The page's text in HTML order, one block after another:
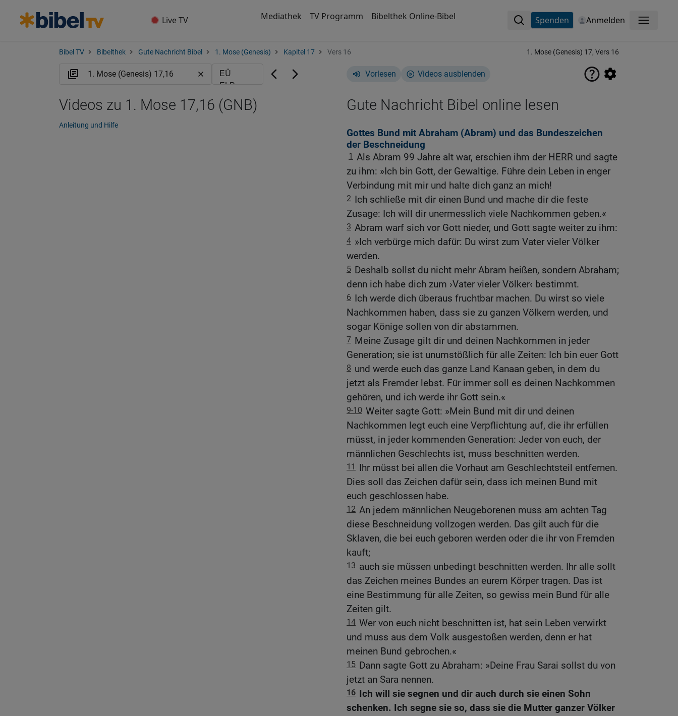
Live TV Mediathek TV Programm Bibelthek Online-Bibel Spenden Anmelden Menü
Bibel TV Bibelthek Gute Nachricht Bibel 1. Mose (Genesis) Kapitel 17 Vers 16 1. Mose (Genesis) 17, Vers 16
Vorlesen Videos ausblenden
Gute Nachricht Bibel online lesen
Gottes Bund mit Abraham (Abram) und das Bundeszeichen
der Beschneidung
1 Als Abram 99 Jahre alt war, erschien ihm der HERR und sagte
zu ihm: »Ich bin Gott, der Gewaltige. Führe dein Leben in enger
Verbindung mit mir und halte dich ganz an mich!
2 Ich schließe mit dir einen Bund und mache dir die feste
Zusage: Ich will dir unermesslich viele Nachkommen geben.«
3 Abram warf sich vor Gott nieder, und Gott sagte weiter zu ihm:
4 »Ich verbürge mich dafür: Du wirst zum Vater vieler Völker
werden.
5 Deshalb sollst du nicht mehr Abram heißen, sondern Abraham;
denn ich habe dich zum ›Vater vieler Völker‹ bestimmt.
6 Ich werde dich überaus fruchtbar machen. Du wirst so viele
Nachkommen haben, dass sie zu ganzen Völkern werden, und
sogar Könige sollen von dir abstammen.
7 Meine Zusage gilt dir und deinen Nachkommen in jeder
Generation; sie ist unumstößlich für alle Zeiten: Ich bin euer Gott
8 und werde euch das ganze Land Kanaan geben, in dem du
jetzt als Fremder lebst. Für immer soll es deinen Nachkommen
gehören, und ich werde ihr Gott sein.«
9-10 Weiter sagte Gott: »Mein Bund mit dir und deinen
Nachkommen legt euch eine Verpflichtung auf, die ihr erfüllen
müsst, in jeder kommenden Generation: Jeder von euch, der
männlichen Geschlechts ist, muss beschnitten werden.
11
Ihr müsst bei allen die Vorhaut am Geschlechtsteil entfernen.
Dies soll das Zeichen dafür sein, dass ich meinen Bund mit
euch geschlossen habe.
12 An jedem männlichen Neugeborenen muss am achten Tag
diese Beschneidung vollzogen werden. Das gilt auch für die
Sklaven, die bei euch geboren werden oder die ihr von Fremden
kauft;
13 auch sie müssen unbedingt beschnitten werden. Ihr alle sollt
das Zeichen meines Bundes an eurem Körper tragen. Das ist
eine Bestimmung für alle Zeiten, so gewiss mein Bund für alle
Zeiten gilt.
14 Wer von euch nicht beschnitten ist, hat sein Leben verwirkt
und muss aus dem Volk ausgestoßen werden, denn er hat
meinen Bund gebrochen.«
15 Dann sagte Gott zu Abraham: »Deine Frau Sarai sollst du von
jetzt an Sara nennen.
16 Ich will sie segnen und dir auch durch sie einen Sohn
schenken. Ich segne sie so, dass sie die Mutter ganzer Völker
Videos zu 1. Mose 17,16 (GNB)
Anleitung und Hilfe